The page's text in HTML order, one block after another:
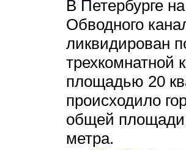
В Петербурге
Обводного
ликвидирован
трехкомнатной
площадью 20
происходило
общей площади
метра.